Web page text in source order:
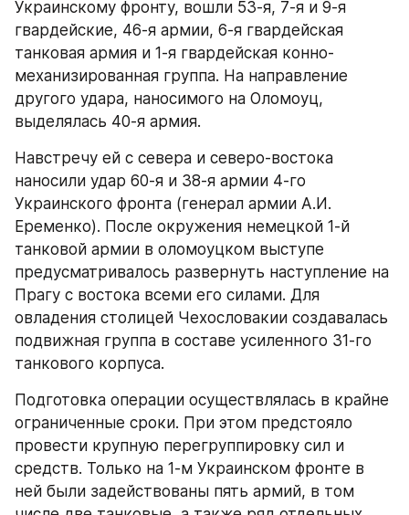
Украинскому фронту, вошли 53-я, 7-я и 9-я
гвардейские, 46-я армии, 6-я гвардейская
танковая армия и 1-я гвардейская конно-
механизированная группа. На направление
другого удара, наносимого на Оломоуц,
выделялась 40-я армия.
Навстречу ей с севера и северо-востока
наносили удар 60-я и 38-я армии 4-го
Украинского фронта (генерал армии А.И.
Еременко). После окружения немецкой 1-й
танковой армии в оломоуцком выступе
предусматривалось развернуть наступление на
Прагу с востока всеми его силами. Для
овладения столицей Чехословакии создавалась
подвижная группа в составе усиленного 31-го
танкового корпуса.
Подготовка операции осуществлялась в крайне
ограниченные сроки. При этом предстояло
провести крупную перегруппировку сил и
средств. Только на 1-м Украинском фронте в
ней были задействованы пять армий, в том